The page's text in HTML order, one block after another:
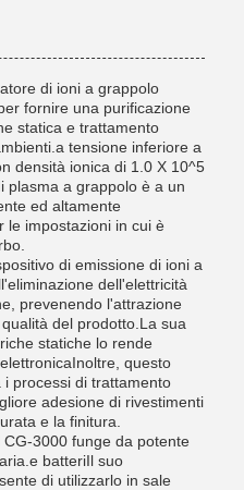
di ioni a grappolo
fornire una purificazione
statica e trattamento
tensione inferiore a
densità ionica di 1.0 X 10^5
plasma a grappolo è a un
ed altamente
le impostazioni in cui è
di emissione di ioni a
dell'elettricità
prevenendo l'attrazione
del prodotto.La sua
statiche lo rende
questo
processi di trattamento
adesione di rivestimenti
e la finitura.
3000 funge da potente
batteriIl suo
di utilizzarlo in sale